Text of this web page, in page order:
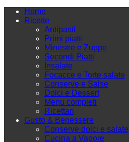
Home
Ricette
Antipasti
Primi piatti
Minestre e Zuppe
Secondi Piatti
Insalate
Focacce e Torte salate
Conserve e Salse
Dolci e Dessert
Menu completi
Ricettari
Gusto & Benessere
Conserve dolci e salate
Cucina a Vapore